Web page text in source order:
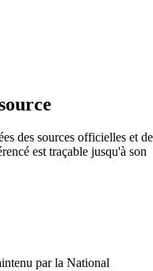
des sources officielles et de
est traçable jusqu'à son
par la National